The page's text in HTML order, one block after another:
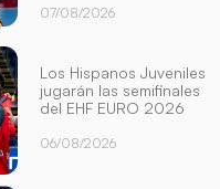
07/08/2026
Los Hispanos Juveniles
jugarán las semifinales
del EHF EURO 2026
06/08/2026